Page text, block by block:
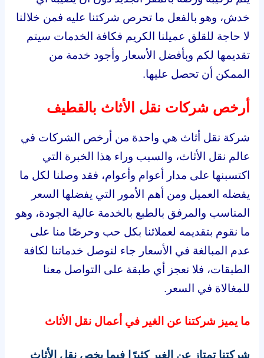
خدش، وهو بالفعل ما تحرص شركتنا عليه فمن خلالنا
لا حاجة للقلق عميلنا الكريم فكافة الخدمات سيتم
تقديمها لكم وبأفضل الأسعار وأجود خدمة من
الممكن أن تحصل عليها.
أرخص شركات نقل الأثاث بالقطيف
شركة نقل أثاث هي واحدة من أرخص الشركات في
عالم نقل الأثاث، والسبب وراء هذا الخبرة التي
اكتسبنها على مدار أعوام وأعوام، فقد وصلنا لكل ما
يفضله العميل ومن أهم الأمور التي يفضلها السعر
المناسب والمرفق بالطبع بالخدمة عالية الجودة، وهو
ما نقوم بتقديمه لعملائنا بكل حب وحرصًا منا على
عدم المبالغة في الأسعار جاء لنوصل خدماتنا لكافة
الطبقات، فلا نعجز أي طبقة على التواصل معنا
للمغالاة في السعر.
ما يميز شركتنا عن الغير في أعمال نقل الأثاث
شركتنا تمتاز عن الغير كثيرًا فيما يخص نقل الأثاث